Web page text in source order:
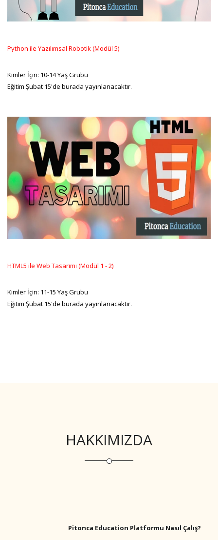
Python ile Yazılımsal Robotik (Modül 5)
Kimler İçin: 10-14 Yaş Grubu
Eğitim Şubat 15'de burada yayınlanacaktır.
HTML5 ile Web Tasarımı (Modül 1 - 2)
Kimler İçin: 11-15 Yaş Grubu
Eğitim Şubat 15'de burada yayınlanacaktır.
HAKKIMIZDA
Pitonca Education Platformu Nasıl Çalış?